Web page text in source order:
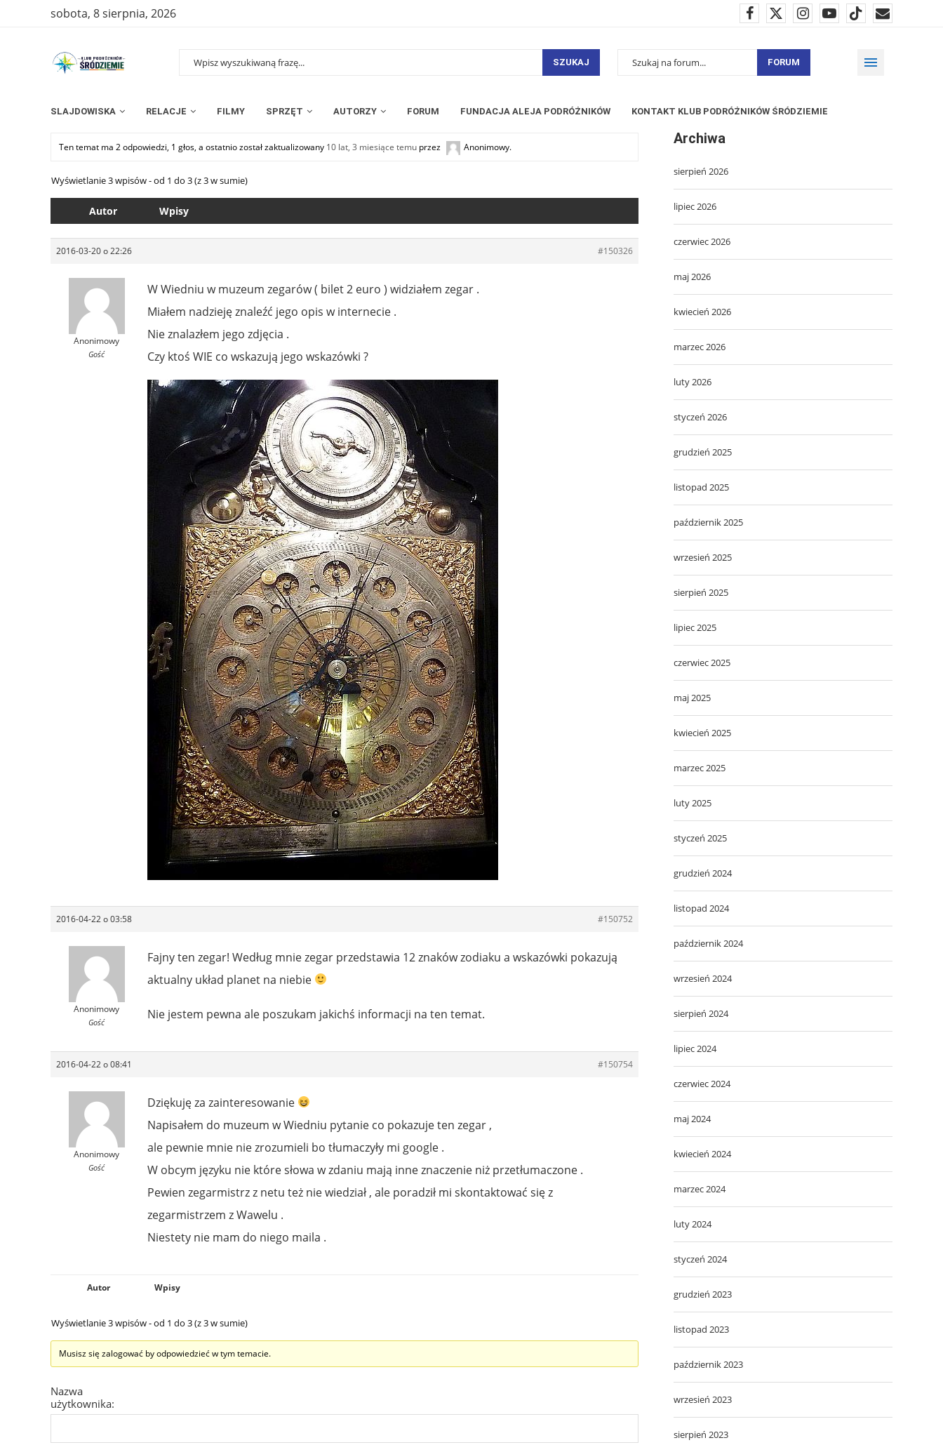
sobota, 8 sierpnia, 2026
SZUKAJ FORUM
SLAJDOWISKA RELACJE FILMY SPRZĘT AUTORZY FORUM FUNDACJA ALEJA PODRÓŻNIKÓW KONTAKT KLUB PODRÓŻNIKÓW ŚRÓDZIEMIE
Ten temat ma 2 odpowiedzi, 1 głos, a ostatnio został zaktualizowany 10 lat, 3 miesiące temu przez Anonimowy.
Wyświetlanie 3 wpisów - od 1 do 3 (z 3 w sumie)
Autor Wpisy
2016-03-20 o 22:26 #150326
Anonimowy
Gość
W Wiedniu w muzeum zegarów ( bilet 2 euro ) widziałem zegar .
Miałem nadzieję znaleźć jego opis w internecie .
Nie znalazłem jego zdjęcia .
Czy ktoś WIE co wskazują jego wskazówki ?
2016-04-22 o 03:58 #150752
Anonimowy
Gość
Fajny ten zegar! Według mnie zegar przedstawia 12 znaków zodiaku a wskazówki pokazują
aktualny układ planet na niebie
Nie jestem pewna ale poszukam jakichś informacji na ten temat.
2016-04-22 o 08:41 #150754
Anonimowy
Gość
Dziękuję za zainteresowanie
Napisałem do muzeum w Wiedniu pytanie co pokazuje ten zegar ,
ale pewnie mnie nie zrozumieli bo tłumaczyły mi google .
W obcym języku nie które słowa w zdaniu mają inne znaczenie niż przetłumaczone .
Pewien zegarmistrz z netu też nie wiedział , ale poradził mi skontaktować się z
zegarmistrzem z Wawelu .
Niestety nie mam do niego maila .
Autor Wpisy
Wyświetlanie 3 wpisów - od 1 do 3 (z 3 w sumie)
Musisz się zalogować by odpowiedzieć w tym temacie.
Nazwa
użytkownika:
Archiwa
sierpień 2026
lipiec 2026
czerwiec 2026
maj 2026
kwiecień 2026
marzec 2026
luty 2026
styczeń 2026
grudzień 2025
listopad 2025
październik 2025
wrzesień 2025
sierpień 2025
lipiec 2025
czerwiec 2025
maj 2025
kwiecień 2025
marzec 2025
luty 2025
styczeń 2025
grudzień 2024
listopad 2024
październik 2024
wrzesień 2024
sierpień 2024
lipiec 2024
czerwiec 2024
maj 2024
kwiecień 2024
marzec 2024
luty 2024
styczeń 2024
grudzień 2023
listopad 2023
październik 2023
wrzesień 2023
sierpień 2023